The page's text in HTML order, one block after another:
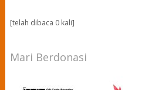
[telah dibaca 0 kali]
Mari Berdonasi